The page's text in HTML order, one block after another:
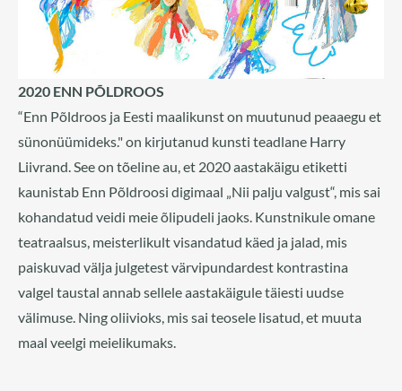
2020 ENN PÕLDROOS
“Enn Põldroos ja Eesti maalikunst on muutunud peaaegu et
sünonüümideks." on kirjutanud kunsti teadlane Harry
Liivrand. See on tõeline au, et 2020 aastakäigu etiketti
kaunistab Enn Põldroosi digimaal „Nii palju valgust“, mis sai
kohandatud veidi meie õlipudeli jaoks. Kunstnikule omane
teatraalsus, meisterlikult visandatud käed ja jalad, mis
paiskuvad välja julgetest värvipundardest kontrastina
valgel taustal annab sellele aastakäigule täiesti uudse
välimuse. Ning oliivioks, mis sai teosele lisatud, et muuta
maal veelgi meielikumaks.